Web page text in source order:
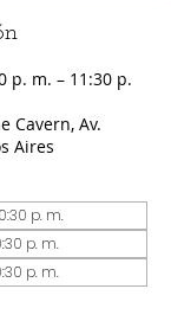
p. m. – 11:30 p.
Cavern, Av.
Aires
p. m.
p. m.
p. m.